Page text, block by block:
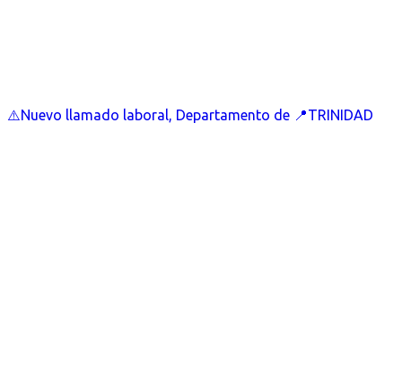
⚠️Nuevo llamado laboral, Departamento de 📍TRINIDAD